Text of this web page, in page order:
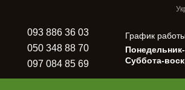
093 886 36 03
050 348 88 70
097 084 85 69
График
Суббота-